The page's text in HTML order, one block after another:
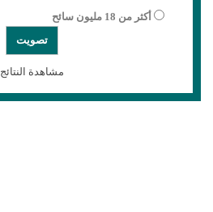
أكثر من 18 مليون سائح
مشاهدة النتائج